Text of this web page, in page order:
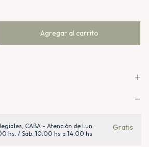
CABA - Atención de Lun.
hs. / Sab. 10.00 hs a 14.00 hs
Gratis